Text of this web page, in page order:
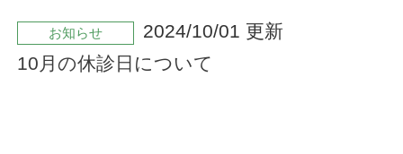
お知らせ
2024/10/01 更新
10月の休診日について